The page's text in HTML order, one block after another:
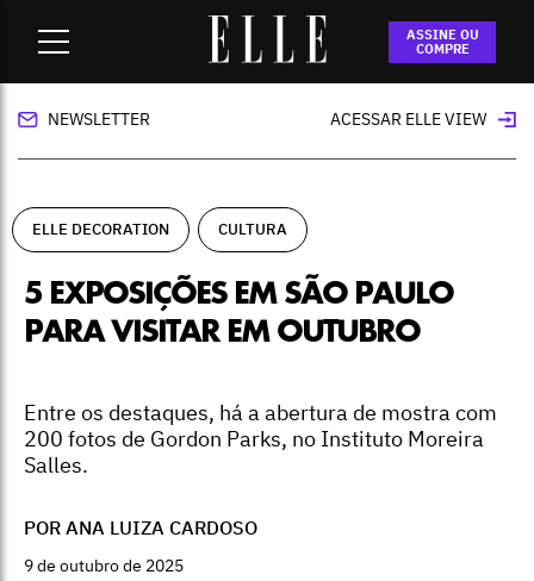
ASSINE OU
COMPRE
-5 exposições em São Paulo para
visitar em outubro
NEWSLETTER ACESSAR ELLE VIEW
ELLE DECORATION CULTURA
5 EXPOSIÇÕES EM SÃO PAULO
PARA VISITAR EM OUTUBRO
Entre os destaques, há a abertura de mostra com
200 fotos de Gordon Parks, no Instituto Moreira
Salles.
POR ANA LUIZA CARDOSO
9 de outubro de 2025